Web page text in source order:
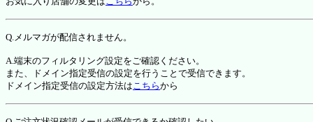
Q.メルマガが配信されません。
A.端末のフィルタリング設定をご確認ください。
また、ドメイン指定受信の設定を行うことで受信できます。
ドメイン指定受信の設定方法はこちらから